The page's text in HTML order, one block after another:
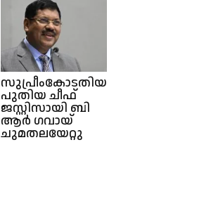
സുപ്രീംകോടതിയുടെ
പുതിയ ചീഫ്
ജസ്റ്റിസായി ബി
ആര്‍ ഗവായ്
ചുമതലയേറ്റു